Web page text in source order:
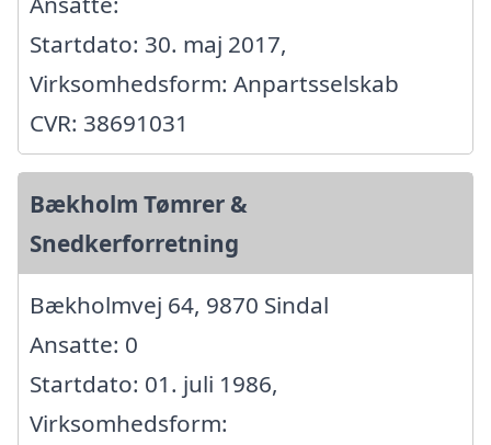
Startdato: 30. maj 2017,
Virksomhedsform: Anpartsselskab
CVR: 38691031
Bækholm Tømrer &
Snedkerforretning
Bækholmvej 64, 9870 Sindal
Ansatte: 0
Startdato: 01. juli 1986,
Virksomhedsform: